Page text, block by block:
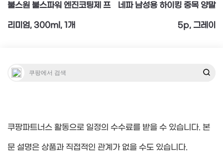
탐
불스원 불스파워 엔진코팅제 프
리미엄, 300ml, 1개
네파 남성용 하이킹 중목 양말
5p, 그레이
쿠팡파트너스 활동으로 일정의 수수료를 받을 수 있습니다. 본
문 설명은 상품과 직접적인 관계가 없을 수도 있습니다.